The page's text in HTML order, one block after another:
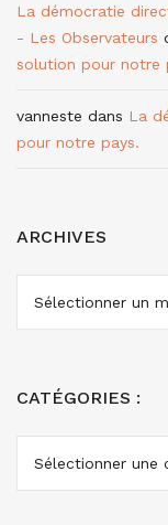
La démocratie
- Les Observateurs
solution pour notre
vanneste dans La
pour notre pays.
ARCHIVES
ARCHIVES
CATÉGORIES :
CATÉGORIES